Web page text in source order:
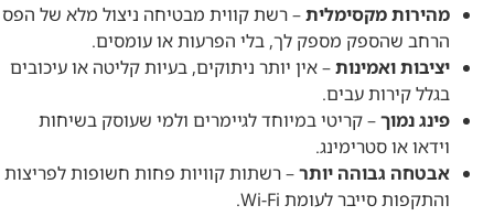
מהירות מקסימלית– רשת קווית מבטיחה ניצול מלא של הפס
הרחב שהספק מספק לך, בלי הפרעות או עומסים.
יציבות ואמינות– אין יותר ניתוקים, בעיות קליטה או עיכובים
בגלל קירות עבים.
פינג נמוך– קריטי במיוחד לגיימרים ולמי שעוסק בשיחות
וידאו או סטרימינג.
אבטחה גבוהה יותר– רשתות קוויות פחות חשופות לפריצות
והתקפות סייבר לעומת Wi-Fi.